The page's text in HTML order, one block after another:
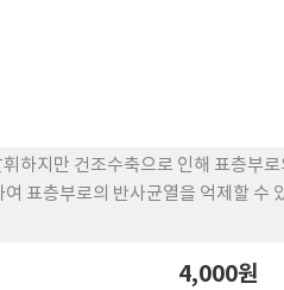
하지만 건조수축으로 인해 표층부로
표층부로의 반사균열을 억제할 수
4,000원